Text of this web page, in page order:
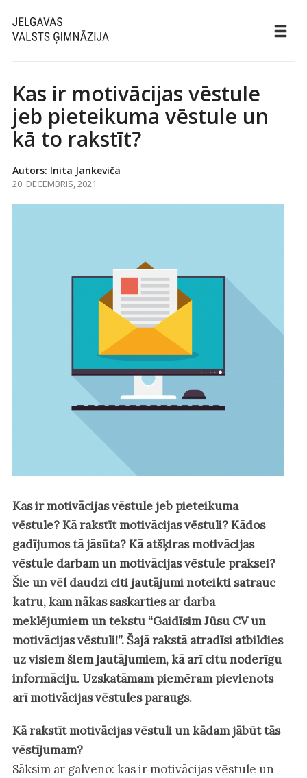
Kas ir motivācijas vēstule
jeb pieteikuma vēstule un
kā to rakstīt?
Autors: Inita Jankeviča
20. DECEMBRIS, 2021
Kas ir motivācijas vēstule jeb pieteikuma
vēstule? Kā rakstīt motivācijas vēstuli? Kādos
gadījumos tā jāsūta? Kā atšķiras motivācijas
vēstule darbam un motivācijas vēstule praksei?
Šie un vēl daudzi citi jautājumi noteikti satrauc
katru, kam nākas saskarties ar darba
meklējumiem un tekstu “Gaidīsim Jūsu CV un
motivācijas vēstuli!”. Šajā rakstā atradīsi atbildies
uz visiem šiem jautājumiem, kā arī citu noderīgu
informāciju. Uzskatāmam piemēram pievienots
arī motivācijas vēstules paraugs.
Kā rakstīt motivācijas vēstuli un kādam jābūt tās
vēstījumam?
Sāksim ar galveno: kas ir motivācijas vēstule un